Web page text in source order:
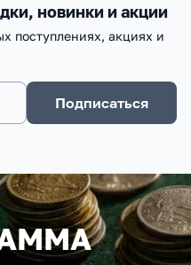
новинки и акции
поступлениях, акциях и
Подписаться